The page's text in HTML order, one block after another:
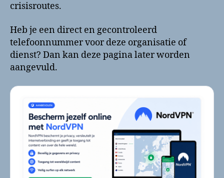
crisisroutes.
Heb je een direct en gecontroleerd
telefoonnummer voor deze organisatie of
dienst? Dan kan deze pagina later worden
aangevuld.